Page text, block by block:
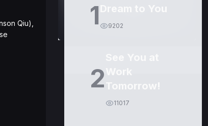
Qiu),
1 9202
2Work
Tomorrow!
11017